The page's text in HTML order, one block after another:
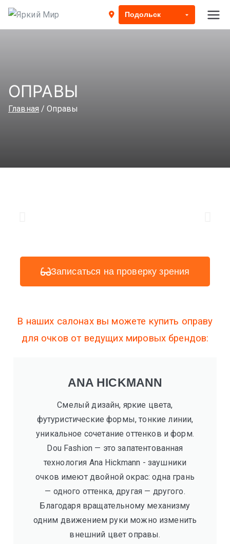
Яркий Мир
Сеть салонов оптики
ОПРАВЫ
Главная Оправы
Записаться на проверку зрения
В наших салонах вы можете купить оправу
для очков от ведущих мировых брендов:
ANA HICKMANN
Cмелый дизайн, яркие цвета,
футуристические формы, тонкие линии,
уникальное сочетание оттенков и форм.
Dou Fashion — это запатентованная
технология Ana Hickmann - заушники
очков имеют двойной окрас: одна грань
— одного оттенка, другая — другого.
Благодаря вращательному механизму
одним движением руки можно изменить
внешний цвет оправы.